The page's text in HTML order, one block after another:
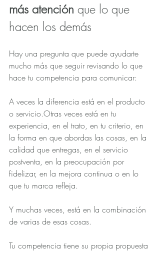
más atención que lo que
hacen los demás
Hay una pregunta que puede ayudarte
mucho más que seguir revisando lo que
hace tu competencia para comunicar:
A veces la diferencia está en el producto
o servicio.Otras veces está en tu
experiencia, en el trato, en tu criterio, en
la forma en que abordas las cosas, en la
calidad que entregas, en el servicio
postventa, en la preocupación por
fidelizar, en la mejora continua o en lo
que tu marca refleja.
Y muchas veces, está en la combinación
de varias de esas cosas.
Tu competencia tiene su propia propuesta